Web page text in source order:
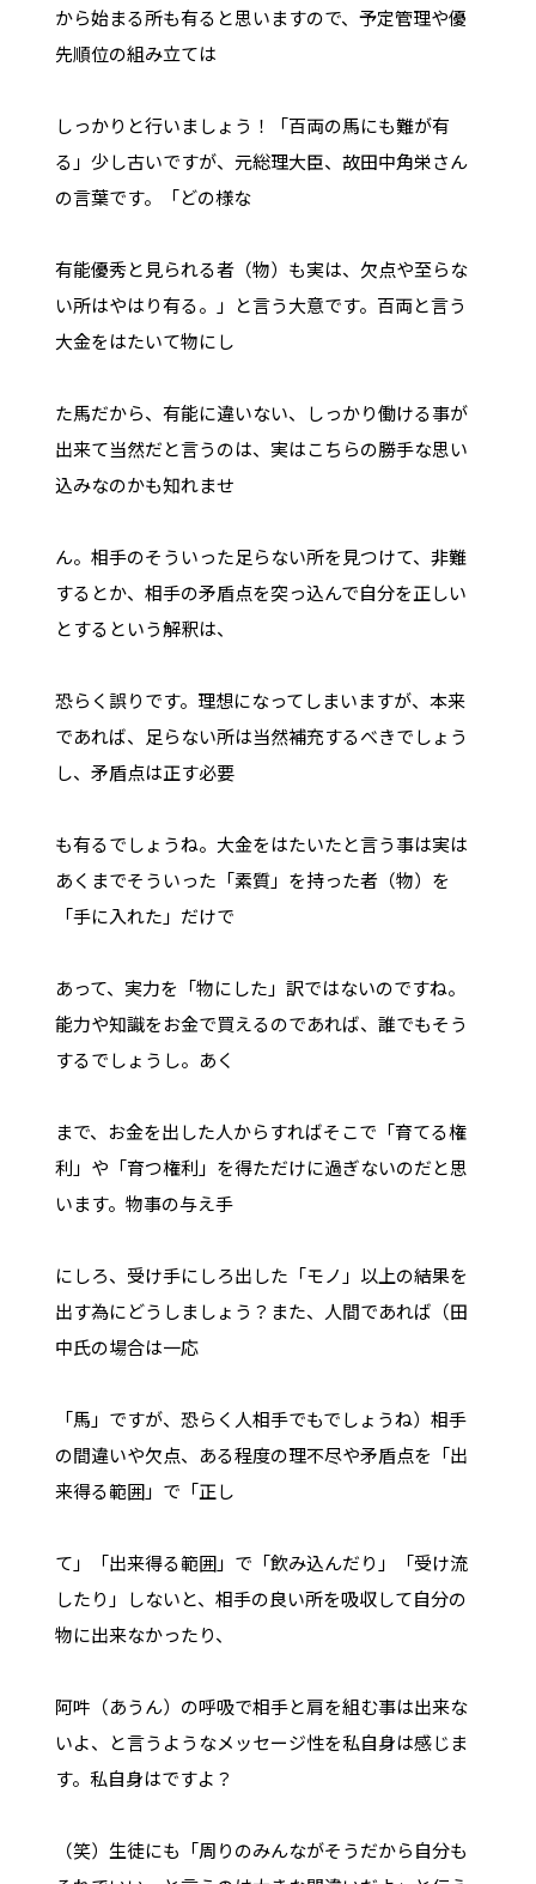
から始まる所も有ると思いますので、予定管理や優
先順位の組み立ては
しっかりと行いましょう！「百両の馬にも難が有
る」少し古いですが、元総理大臣、故田中角栄さん
の言葉です。「どの様な
有能優秀と見られる者（物）も実は、欠点や至らな
い所はやはり有る。」と言う大意です。百両と言う
大金をはたいて物にし
た馬だから、有能に違いない、しっかり働ける事が
出来て当然だと言うのは、実はこちらの勝手な思い
込みなのかも知れませ
ん。相手のそういった足らない所を見つけて、非難
するとか、相手の矛盾点を突っ込んで自分を正しい
とするという解釈は、
恐らく誤りです。理想になってしまいますが、本来
であれば、足らない所は当然補充するべきでしょう
し、矛盾点は正す必要
も有るでしょうね。大金をはたいたと言う事は実は
あくまでそういった「素質」を持った者（物）を
「手に入れた」だけで
あって、実力を「物にした」訳ではないのですね。
能力や知識をお金で買えるのであれば、誰でもそう
するでしょうし。あく
まで、お金を出した人からすればそこで「育てる権
利」や「育つ権利」を得ただけに過ぎないのだと思
います。物事の与え手
にしろ、受け手にしろ出した「モノ」以上の結果を
出す為にどうしましょう？また、人間であれば（田
中氏の場合は一応
「馬」ですが、恐らく人相手でもでしょうね）相手
の間違いや欠点、ある程度の理不尽や矛盾点を「出
来得る範囲」で「正し
て」「出来得る範囲」で「飲み込んだり」「受け流
したり」しないと、相手の良い所を吸収して自分の
物に出来なかったり、
阿吽（あうん）の呼吸で相手と肩を組む事は出来な
いよ、と言うようなメッセージ性を私自身は感じま
す。私自身はですよ？
（笑）生徒にも「周りのみんながそうだから自分も